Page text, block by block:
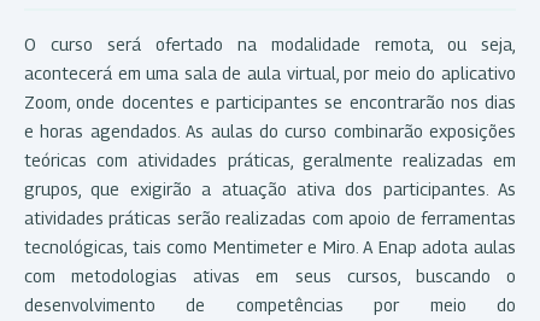
O curso será ofertado na modalidade remota, ou seja,
acontecerá em uma sala de aula virtual, por meio do aplicativo
Zoom, onde docentes e participantes se encontrarão nos dias
e horas agendados. As aulas do curso combinarão exposições
teóricas com atividades práticas, geralmente realizadas em
grupos, que exigirão a atuação ativa dos participantes. As
atividades práticas serão realizadas com apoio de ferramentas
tecnológicas, tais como Mentimeter e Miro. A Enap adota aulas
com metodologias ativas em seus cursos, buscando o
desenvolvimento de competências por meio do